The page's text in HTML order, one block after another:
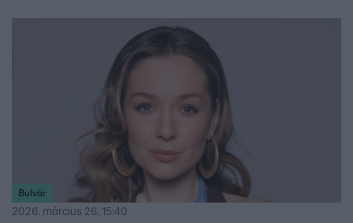
Bulvár
2026. március 26. 15:40